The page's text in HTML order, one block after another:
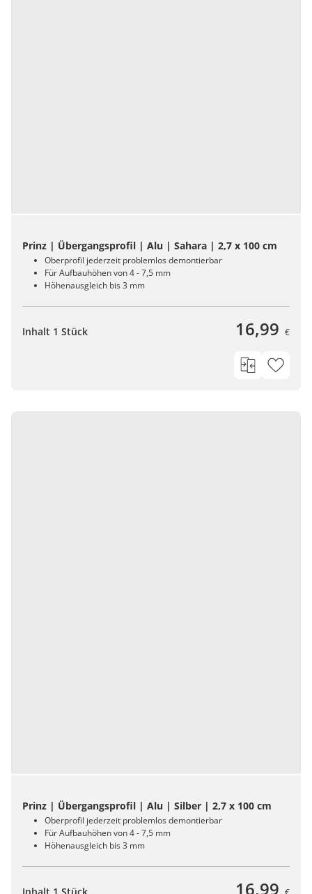
Prinz | Übergangsprofil | Alu | Sahara | 2,7 x 100 cm
Oberprofil jederzeit problemlos demontierbar
Für Aufbauhöhen von 4 - 7,5 mm
Höhenausgleich bis 3 mm
Inhalt 1 Stück 16,99 €
Prinz | Übergangsprofil | Alu | Silber | 2,7 x 100 cm
Oberprofil jederzeit problemlos demontierbar
Für Aufbauhöhen von 4 - 7,5 mm
Höhenausgleich bis 3 mm
Inhalt 1 Stück 16,99